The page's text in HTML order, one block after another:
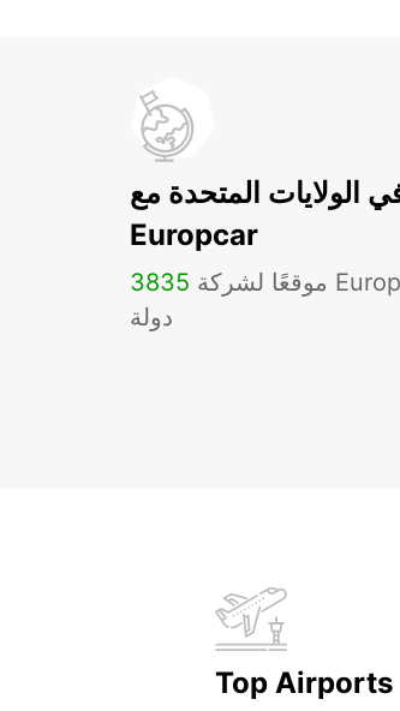
الولايات المتحدة مع
Europcar
3835
دولة
Top Airports